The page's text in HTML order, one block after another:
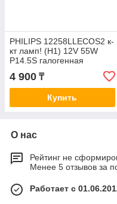
PHILIPS 12258LLECOS2 к-
кт ламп! (H1) 12V 55W
P14.5S галогенная
LongLife EcoVision (2шт. в
блистере)
4 900 ₸
Купить
О нас
Рейтинг не
Менее 5 отзывов за
Работает с